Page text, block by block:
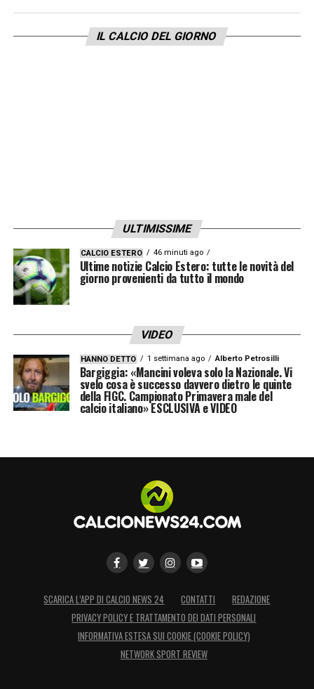
IL CALCIO DEL GIORNO
ULTIMISSIME
CALCIO ESTERO 46 minuti ago
Ultime notizie Calcio Estero: tutte le novità del
giorno provenienti da tutto il mondo
VIDEO
HANNO DETTO 1 settimana ago Alberto Petrosilli
Bargiggia: «Mancini voleva solo la Nazionale. Vi
svelo cosa è successo davvero dietro le quinte
della FIGC. Campionato Primavera male del
calcio italiano» ESCLUSIVA e VIDEO
SCARICA L’APP DI CALCIO NEWS 24 CONTATTI
REDAZIONE
PRIVACY POLICY E TRATTAMENTO DEI DATI PERSONALI
INFORMATIVA ESTESA SUI COOKIE (COOKIE POLICY)
NETWORK SPORT REVIEW